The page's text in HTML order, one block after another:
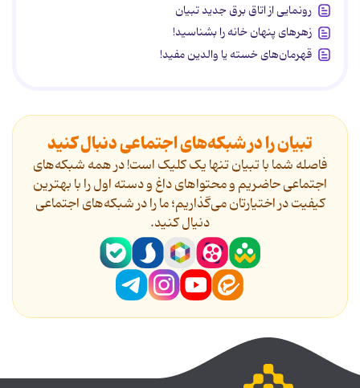
رونمایی از اتاق برق جدید تبیان
زهرهای پنهان خانه را بشناسید!
قهرمان‌های خسته یا والدین مفید!
تبیان را در شبکه‌های اجتماعی دنبال کنید
فاصله شما با تبیان تنها یک کلیک است! در همه شبکه‌های
اجتماعی حاضریم و محتواهای داغ و دسته اول را با بهترین
کیفیت در اختیارتان می‌گذاریم؛ ما را در شبکه‌های اجتماعی
دنیال کنید.